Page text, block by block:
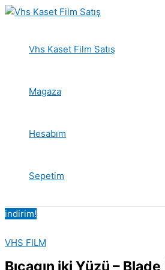
İçeriğe
Vhs Kaset Film Satış
Magaza
Hesabım
Sepetim
indirim!
VHS FILM